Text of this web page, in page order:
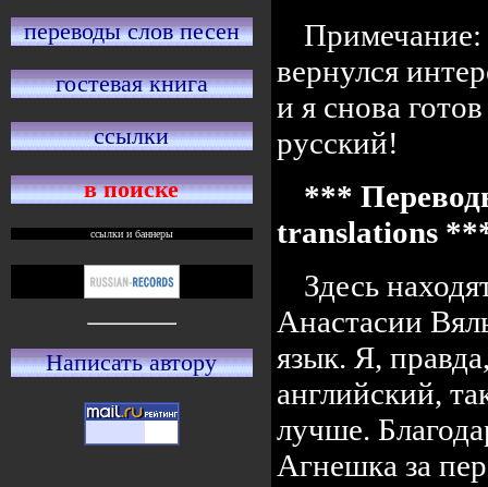
переводы слов песен
гостевая книга
ссылки
в поиске
ссылки и баннеры
Написать автору
Примечание:
вернулся
и я снова
русский!
***
translations
Здесь
Анастасии
язык. Я,
английский,
лучше.
Агнешка за